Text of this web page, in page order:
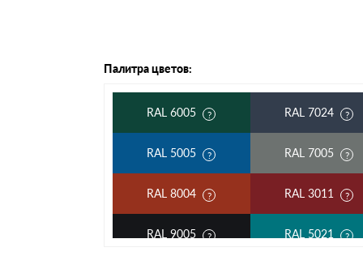
Палитра цветов:
RAL 6005 RAL 7024
RAL 5005 RAL 7005
RAL 8004 RAL 3011
RAL 9005 RAL 5021